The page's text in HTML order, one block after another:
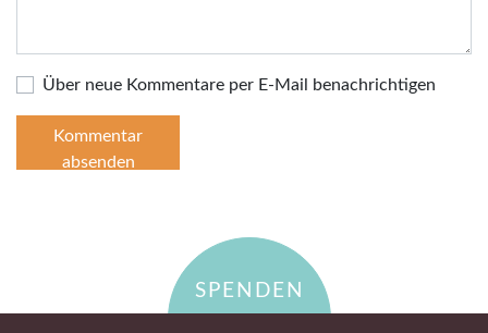
Über neue Kommentare per E-Mail benachrichtigen
Kommentar
absenden
SPENDEN